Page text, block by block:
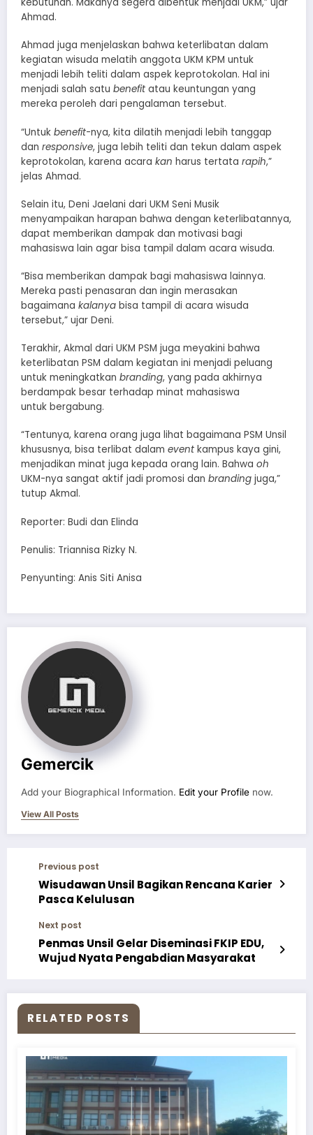
Ahmad.
Ahmad juga menjelaskan bahwa keterlibatan dalam
kegiatan wisuda melatih anggota UKM KPM untuk
menjadi lebih teliti dalam aspek keprotokolan. Hal ini
menjadi salah satu benefit atau keuntungan yang
mereka peroleh dari pengalaman tersebut.
“Untuk benefit-nya, kita dilatih menjadi lebih tanggap
dan responsive, juga lebih teliti dan tekun dalam aspek
keprotokolan, karena acara kan harus tertata rapih,”
jelas Ahmad.
Selain itu, Deni Jaelani dari UKM Seni Musik
menyampaikan harapan bahwa dengan keterlibatannya,
dapat memberikan dampak dan motivasi bagi
mahasiswa lain agar bisa tampil dalam acara wisuda.
“Bisa memberikan dampak bagi mahasiswa lainnya.
Mereka pasti penasaran dan ingin merasakan
bagaimana kalanya bisa tampil di acara wisuda
tersebut,” ujar Deni.
Terakhir, Akmal dari UKM PSM juga meyakini bahwa
keterlibatan PSM dalam kegiatan ini menjadi peluang
untuk meningkatkan branding, yang pada akhirnya
berdampak besar terhadap minat mahasiswa
untuk bergabung.
“Tentunya, karena orang juga lihat bagaimana PSM Unsil
khususnya, bisa terlibat dalam event kampus kaya gini,
menjadikan minat juga kepada orang lain. Bahwa oh
UKM-nya sangat aktif jadi promosi dan branding juga,”
tutup Akmal.
Reporter: Budi dan Elinda
Penulis: Triannisa Rizky N.
Penyunting: Anis Siti Anisa
Gemercik
Add your Biographical Information. Edit your Profile now.
View All Posts
Previous post
Wisudawan Unsil Bagikan Rencana Karier
Pasca Kelulusan
Next post
Penmas Unsil Gelar Diseminasi FKIP EDU,
Wujud Nyata Pengabdian Masyarakat
RELATED POSTS